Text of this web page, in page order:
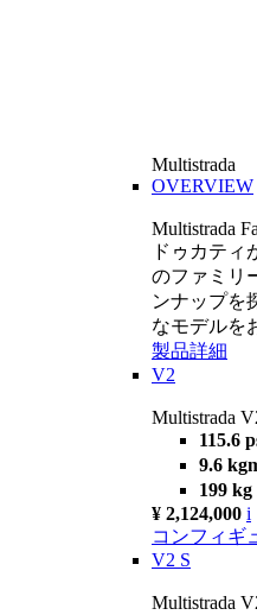
Multistrada
OVERVIEW
Multistrada
ドゥカティ
のファミリ
ンナップを
なモデルを
製品詳細
V2
Multistrada
115.6
9.6
199 kg
¥ 2,124,000 i
コンフィギ
V2 S
Multistrada